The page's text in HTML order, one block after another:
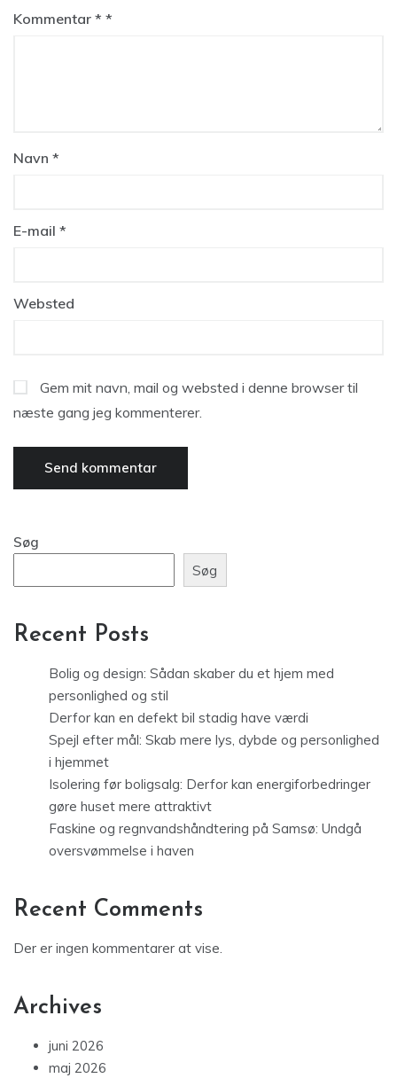
Kommentar *
Navn *
E-mail *
Websted
Gem mit navn, mail og websted i denne browser til
næste gang jeg kommenterer.
Søg
Søg
Recent Posts
Bolig og design: Sådan skaber du et hjem med
personlighed og stil
Derfor kan en defekt bil stadig have værdi
Spejl efter mål: Skab mere lys, dybde og personlighed
i hjemmet
Isolering før boligsalg: Derfor kan energiforbedringer
gøre huset mere attraktivt
Faskine og regnvandshåndtering på Samsø: Undgå
oversvømmelse i haven
Recent Comments
Der er ingen kommentarer at vise.
Archives
juni 2026
maj 2026